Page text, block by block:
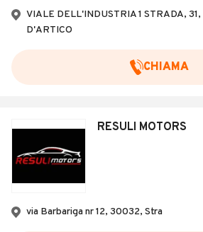
VIALE DELL'INDUSTRIA 1 STRADA,
D'ARTICO
CHIAMA
RESULI MOTORS
via Barbariga nr 12, 30032, Stra